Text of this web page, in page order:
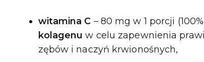
witamina C – 80 mg w 1 porcji
kolagenu w celu zapewnienia
zębów i naczyń krwionośnych,